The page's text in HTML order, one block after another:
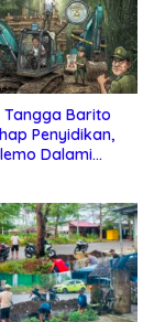
Tangga Barito
Penyidikan,
Dalami